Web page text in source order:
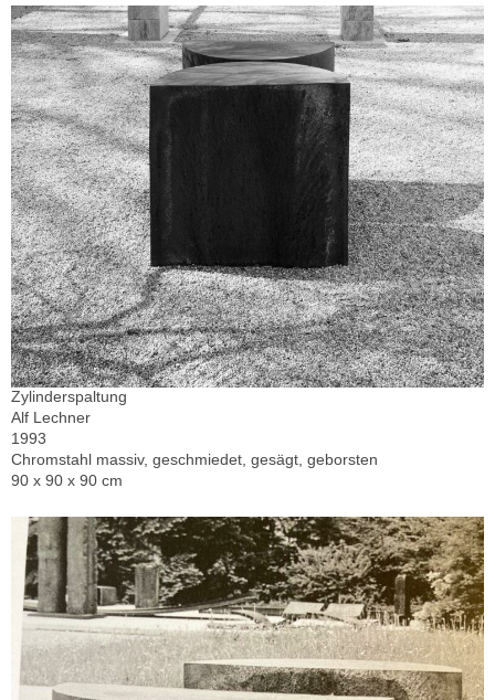
Zylinderspaltung
Alf Lechner
1993
Chromstahl massiv, geschmiedet, gesägt, geborsten
90 x 90 x 90 cm